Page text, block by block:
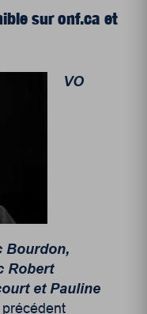
sur onf.ca et
VO
Bourdon,
Robert
et Pauline